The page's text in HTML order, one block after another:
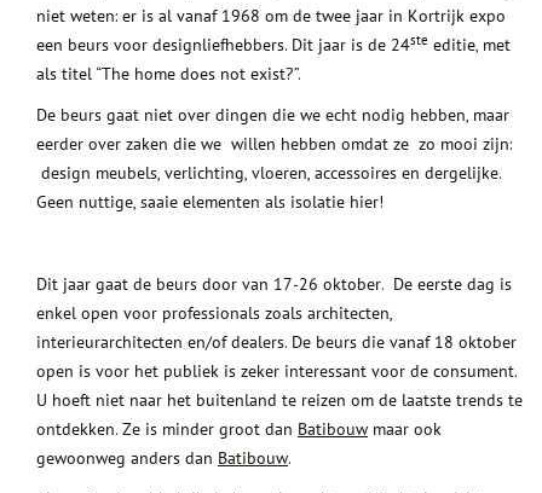
niet weten: er is al vanaf 1968 om de twee jaar in Kortrijk expo
een beurs voor designliefhebbers. Dit jaar is de 24ste editie, met
als titel “The home does not exist?”.
De beurs gaat niet over dingen die we echt nodig hebben, maar
eerder over zaken die we willen hebben omdat ze zo mooi zijn:
design meubels, verlichting, vloeren, accessoires en dergelijke.
Geen nuttige, saaie elementen als isolatie hier!
Dit jaar gaat de beurs door van 17-26 oktober. De eerste dag is
enkel open voor professionals zoals architecten,
interieurarchitecten en/of dealers. De beurs die vanaf 18 oktober
open is voor het publiek is zeker interessant voor de consument.
U hoeft niet naar het buitenland te reizen om de laatste trends te
ontdekken. Ze is minder groot dan Batibouw maar ook
gewoonweg anders dan Batibouw.